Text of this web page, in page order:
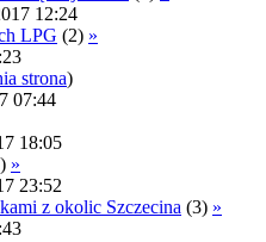
12:24
LPG (2) »
strona)
07:44
18:05
»
23:52
z okolic Szczecina (3) »